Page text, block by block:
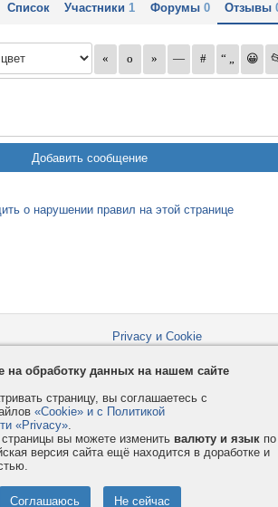
Список Участники1 Форумы 0 Отзывы
о нарушении правил на этой странице
Privacy и Cookie
Форумы
VMESTE.EU
на обработку данных на нашем сайте
страницу, вы соглашаетесь с
«Cookie» и с Политикой
«Privacy».
вы можете изменить валюту и язык по
версия сайта ещё находится в доработке и